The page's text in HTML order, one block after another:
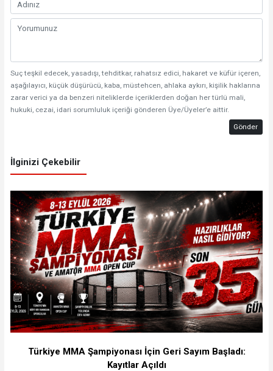
Suç teşkil edecek, yasadışı, tehditkar, rahatsız edici, hakaret ve küfür içeren,
aşağılayıcı, küçük düşürücü, kaba, müstehcen, ahlaka aykırı, kişilik haklarına
zarar verici ya da benzeri niteliklerde içeriklerden doğan her türlü mali,
hukuki, cezai, idari sorumluluk içeriği gönderen Üye/Üyeler’e aittir.
Gönder
İlginizi Çekebilir
Türkiye MMA Şampiyonası İçin Geri Sayım Başladı:
Kayıtlar Açıldı